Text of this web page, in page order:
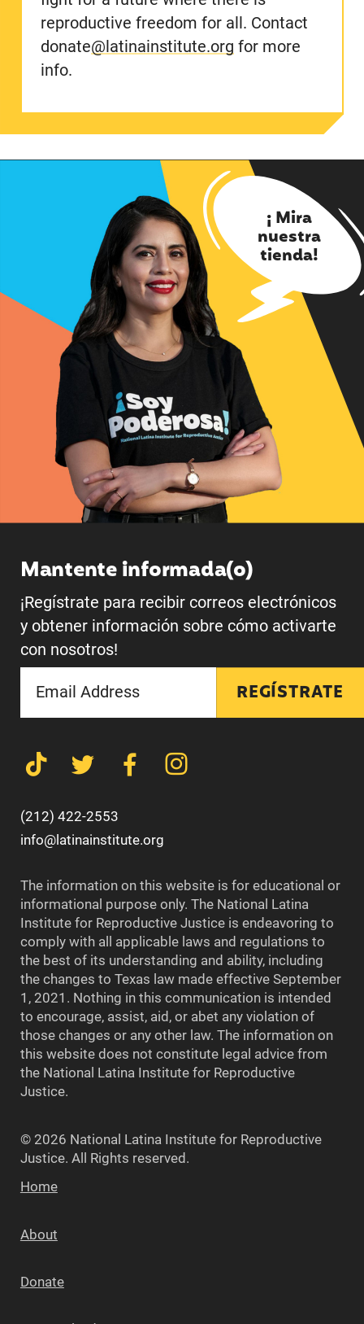
reproductive freedom for all. Contact
donate@latinainstitute.org for more
info.
¡ Mira
nuestra
tienda!
Mantente informada(o)
¡Regístrate para recibir correos electrónicos
y obtener información sobre cómo activarte
con nosotros!
REGÍSTRATE
(212) 422-2553
info@latinainstitute.org
The information on this website is for educational or
informational purpose only. The National Latina
Institute for Reproductive Justice is endeavoring to
comply with all applicable laws and regulations to
the best of its understanding and ability, including
the changes to Texas law made effective September
1, 2021. Nothing in this communication is intended
to encourage, assist, aid, or abet any violation of
those changes or any other law. The information on
this website does not constitute legal advice from
the National Latina Institute for Reproductive
Justice.
© 2026 National Latina Institute for Reproductive
Justice. All Rights reserved.
Home
About
Donate